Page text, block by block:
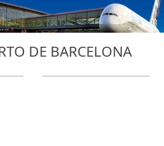
DE BARCELONA